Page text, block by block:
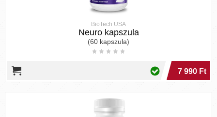
BioTech USA
Neuro kapszula
(60 kapszula)
7 990 Ft